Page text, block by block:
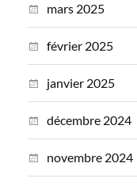
mars 2025
février 2025
janvier 2025
décembre 2024
novembre 2024